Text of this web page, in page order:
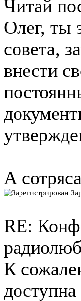
Читай
Олег, ты
совета,
внести
А
RE:
К